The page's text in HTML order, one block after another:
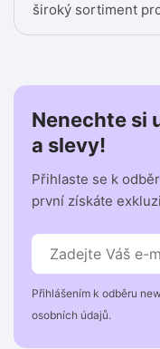
široký sortiment
Nenechte si
a slevy!
Přihlaste se k
první získáte
Přihlášením k odběru
osobních údajů.